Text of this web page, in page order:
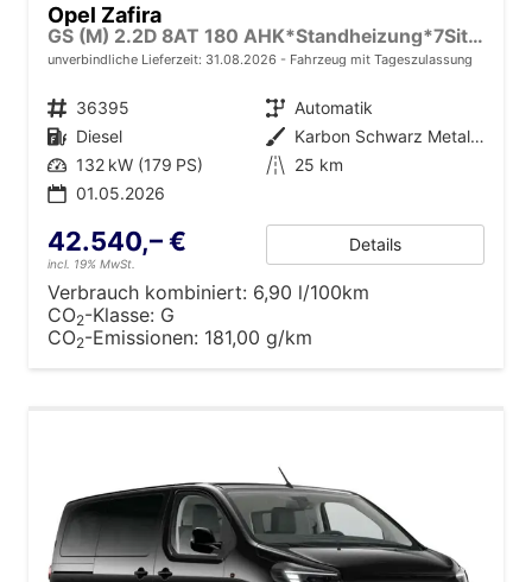
Opel Zafira
GS (M) 2.2D 8AT 180 AHK*Standheizung*7Sitzer*Leder*Android Auto*Navi*SHZ*Kamera
unverbindliche Lieferzeit: 31.08.2026 Fahrzeug mit Tageszulassung
Fahrzeugnr. 36395 Getriebe Automatik
Kraftstoff Diesel Außenfarbe
Karbon Schwarz Metallic
Leistung 132 kW (179 PS) Kilometerstand 25 km
01.05.2026
42.540,– €
incl. 19% MwSt.
Details
Verbrauch kombiniert: 6,90 l/100km
CO2-Klasse: G
CO2-Emissionen: 181,00 g/km